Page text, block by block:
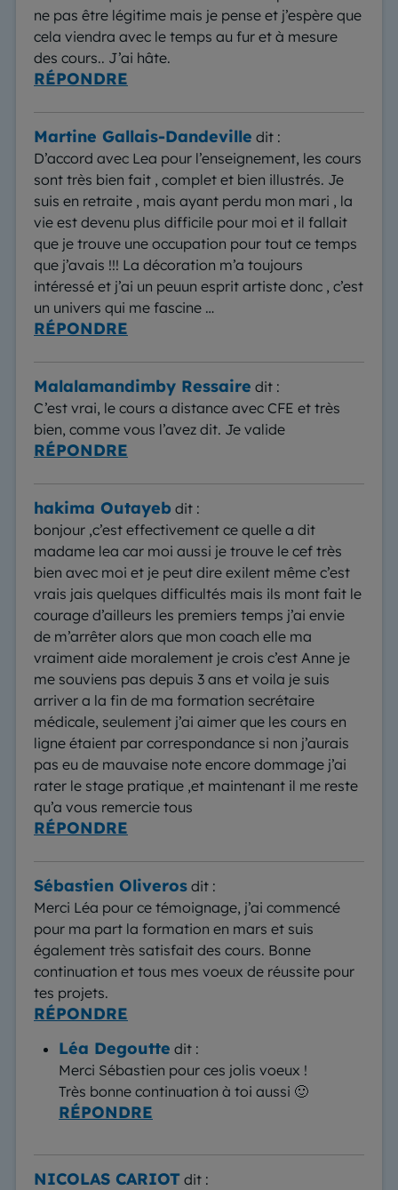
ne pas être légitime mais je pense et j’espère que
cela viendra avec le temps au fur et à mesure
des cours.. J’ai hâte.
RÉPONDRE
Martine Gallais-Dandeville dit :
D’accord avec Lea pour l’enseignement, les cours
sont très bien fait , complet et bien illustrés. Je
suis en retraite , mais ayant perdu mon mari , la
vie est devenu plus difficile pour moi et il fallait
que je trouve une occupation pour tout ce temps
que j’avais !!! La décoration m’a toujours
intéressé et j’ai un peuun esprit artiste donc , c’est
un univers qui me fascine …
RÉPONDRE
Malalamandimby Ressaire dit :
C’est vrai, le cours a distance avec CFE et très
bien, comme vous l’avez dit. Je valide
RÉPONDRE
hakima Outayeb dit :
bonjour ,c’est effectivement ce quelle a dit
madame lea car moi aussi je trouve le cef très
bien avec moi et je peut dire exilent même c’est
vrais jais quelques difficultés mais ils mont fait le
courage d’ailleurs les premiers temps j’ai envie
de m’arrêter alors que mon coach elle ma
vraiment aide moralement je crois c’est Anne je
me souviens pas depuis 3 ans et voila je suis
arriver a la fin de ma formation secrétaire
médicale, seulement j’ai aimer que les cours en
ligne étaient par correspondance si non j’aurais
pas eu de mauvaise note encore dommage j’ai
rater le stage pratique ,et maintenant il me reste
qu’a vous remercie tous
RÉPONDRE
Sébastien Oliveros dit :
Merci Léa pour ce témoignage, j’ai commencé
pour ma part la formation en mars et suis
également très satisfait des cours. Bonne
continuation et tous mes voeux de réussite pour
tes projets.
RÉPONDRE
Léa Degoutte dit :
Merci Sébastien pour ces jolis voeux !
Très bonne continuation à toi aussi 🙂
RÉPONDRE
NICOLAS CARIOT dit :